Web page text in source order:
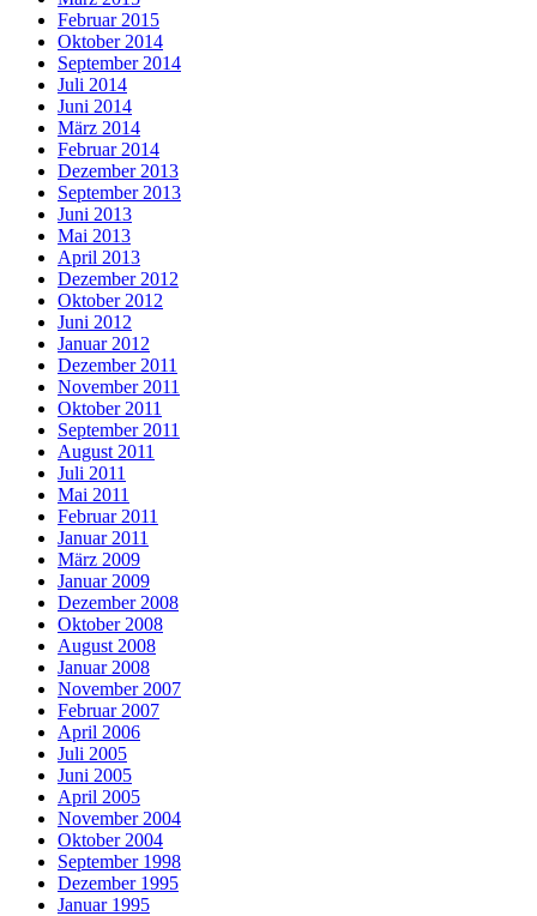
Februar 2015
Oktober 2014
September 2014
Juli 2014
Juni 2014
März 2014
Februar 2014
Dezember 2013
September 2013
Juni 2013
Mai 2013
April 2013
Dezember 2012
Oktober 2012
Juni 2012
Januar 2012
Dezember 2011
November 2011
Oktober 2011
September 2011
August 2011
Juli 2011
Mai 2011
Februar 2011
Januar 2011
März 2009
Januar 2009
Dezember 2008
Oktober 2008
August 2008
Januar 2008
November 2007
Februar 2007
April 2006
Juli 2005
Juni 2005
April 2005
November 2004
Oktober 2004
September 1998
Dezember 1995
Januar 1995